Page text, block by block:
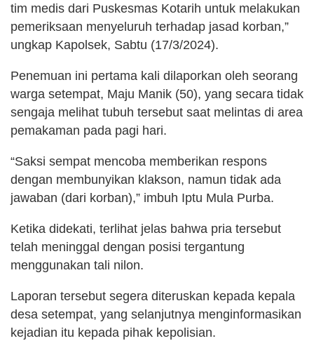
tim medis dari Puskesmas Kotarih untuk melakukan
pemeriksaan menyeluruh terhadap jasad korban,”
ungkap Kapolsek, Sabtu (17/3/2024).
Penemuan ini pertama kali dilaporkan oleh seorang
warga setempat, Maju Manik (50), yang secara tidak
sengaja melihat tubuh tersebut saat melintas di area
pemakaman pada pagi hari.
“Saksi sempat mencoba memberikan respons
dengan membunyikan klakson, namun tidak ada
jawaban (dari korban),” imbuh Iptu Mula Purba.
Ketika didekati, terlihat jelas bahwa pria tersebut
telah meninggal dengan posisi tergantung
menggunakan tali nilon.
Laporan tersebut segera diteruskan kepada kepala
desa setempat, yang selanjutnya menginformasikan
kejadian itu kepada pihak kepolisian.